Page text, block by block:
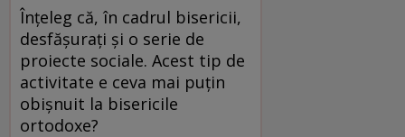
Înţeleg că, în cadrul bisericii,
desfăşuraţi şi o serie de
proiecte sociale. Acest tip de
activitate e ceva mai puţin
obişnuit la bisericile
ortodoxe?